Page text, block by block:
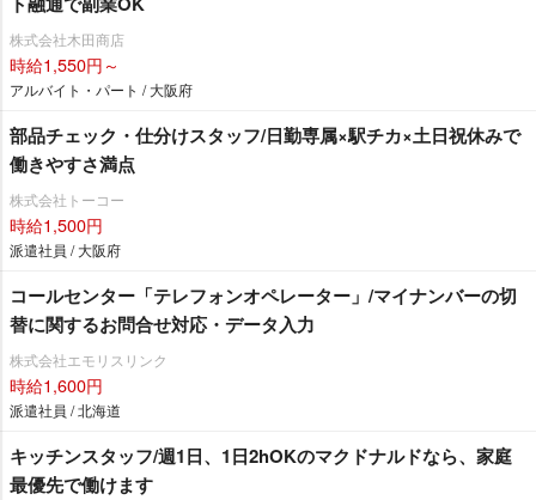
株式会社木田商店
時給1,550円～
アルバイト・パート / 大阪府
部品チェック・仕分けスタッフ/日勤専属×駅チカ×土日祝休みで
働きやすさ満点
株式会社トーコー
時給1,500円
派遣社員 / 大阪府
コールセンター「テレフォンオペレーター」/マイナンバーの切
替に関するお問合せ対応・データ入力
株式会社エモリスリンク
時給1,600円
派遣社員 / 北海道
キッチンスタッフ/週1日、1日2hOKのマクドナルドなら、家庭
最優先で働けます